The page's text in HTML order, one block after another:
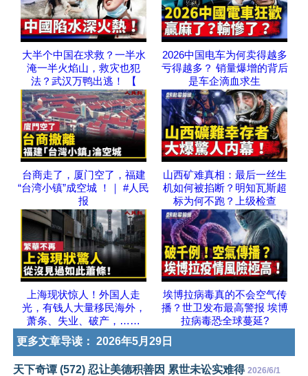
大半个中国在求救？一半水
淹一半火焰山，救灾也犯
法？武汉万鸭出逃！ 【
2026中国电车为何卖得越多
亏得越多？ 销量爆增的背后
是车企滴血求生
台商走了，厦门空了，福建
“台湾小镇”成空城 ！｜ #人民
报
山西矿难真相：最后一丝生
机如何被掐断？明知瓦斯超
标为何不跑？上级检查
上海现状惊人！外国人走
光，有钱人大量移民海外，
萧条、失业、破产，……
埃博拉病毒真的不会空气传
播？世卫发布最高警报 埃博
拉病毒恐全球蔓延?
更多文章导读： 2026年5月29日
天下奇谭 (572) 忍让美德积善因 累世未讼实难得 2026/6/1